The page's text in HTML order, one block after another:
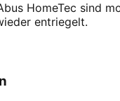
HomeTec sind
entriegelt.